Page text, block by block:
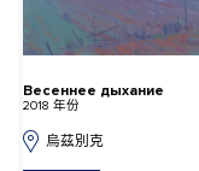
Весеннее дыхание
2018 年份
烏茲別克